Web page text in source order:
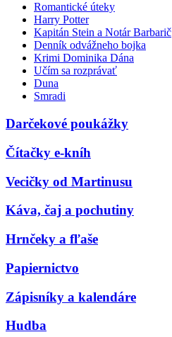
Romantické úteky
Harry Potter
Kapitán Stein a Notár Barbarič
Denník odvážneho bojka
Krimi Dominika Dána
Učím sa rozprávať
Duna
Smradi
Darčekové poukážky
Čítačky e-kníh
Vecičky od Martinusu
Káva, čaj a pochutiny
Hrnčeky a fľaše
Papiernictvo
Zápisníky a kalendáre
Hudba